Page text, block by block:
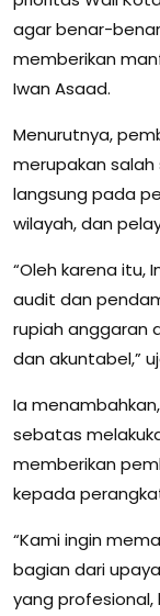
agar benar-
memberikan
Iwan Asaad.
Menurutnya,
merupakan
langsung pada
wilayah, dan
“Oleh karena itu,
audit dan
rupiah anggaran
dan akuntabel,”
Ia
sebatas
memberikan
kepada
“Kami ingin
bagian dari
yang